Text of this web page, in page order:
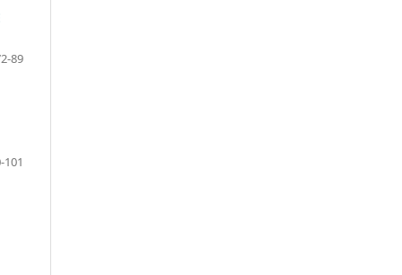
89
101